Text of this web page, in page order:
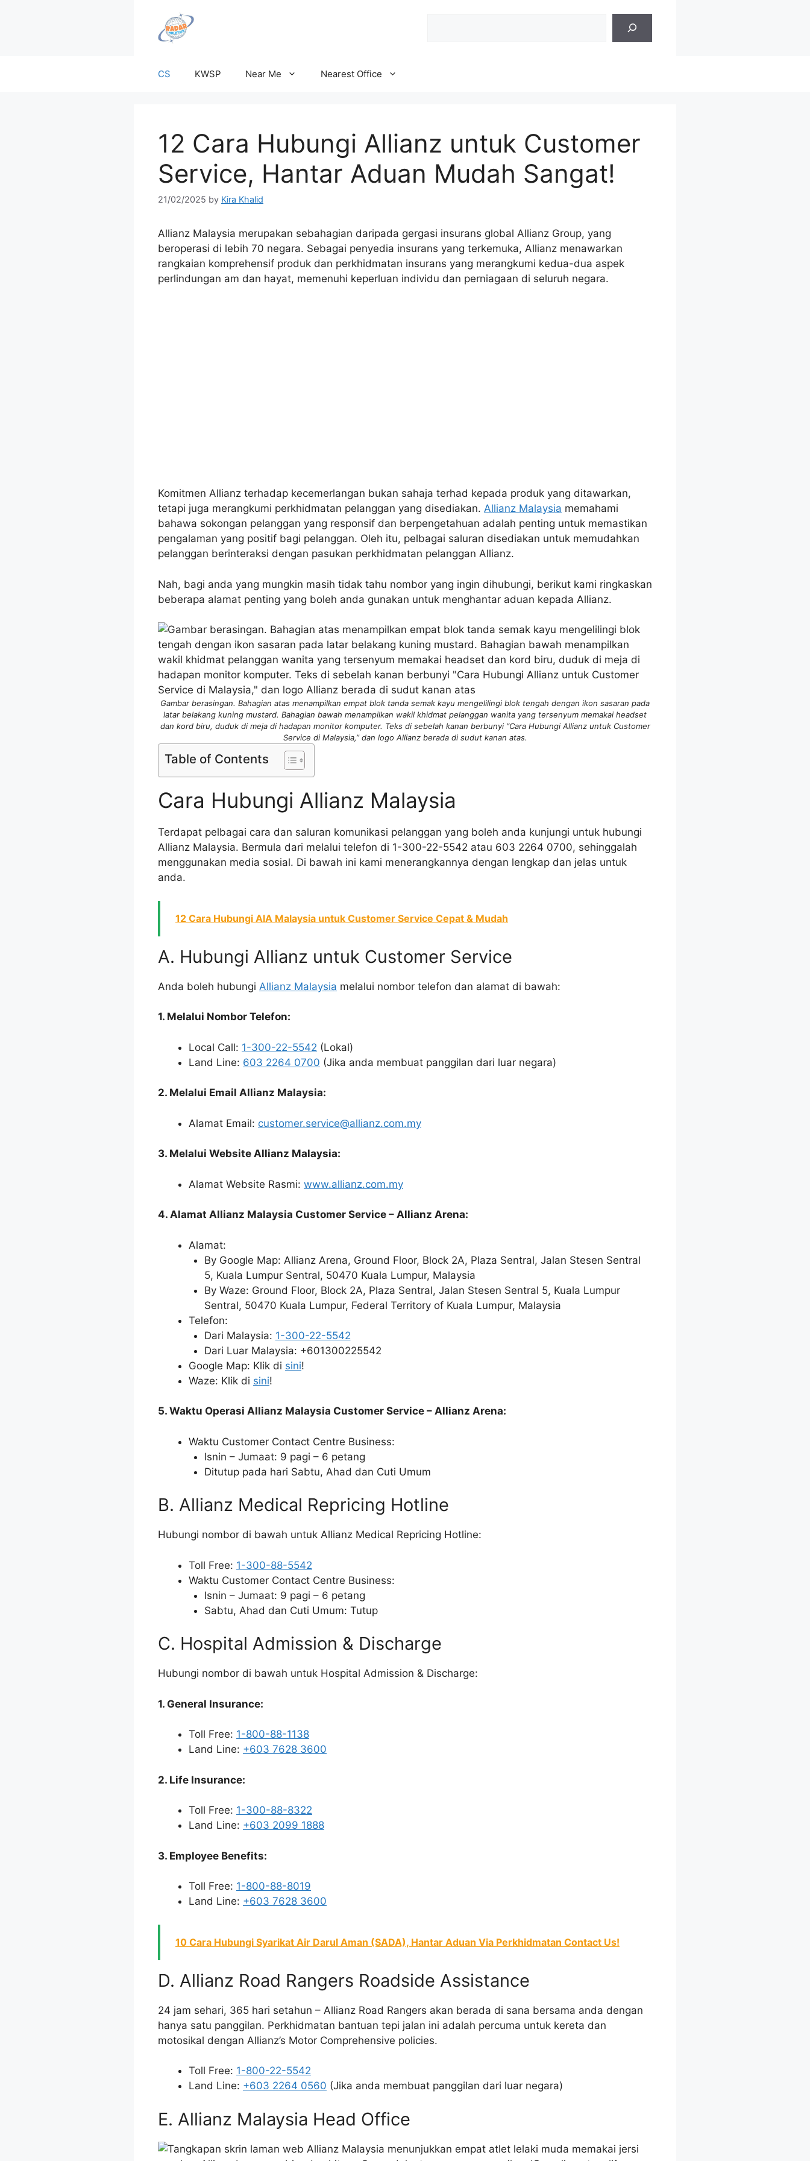
CS KWSP Near Me Nearest Office
12 Cara Hubungi Allianz untuk Customer
Service, Hantar Aduan Mudah Sangat!
21/02/2025 by Kira Khalid
Allianz Malaysia merupakan sebahagian daripada gergasi insurans global Allianz Group, yang
beroperasi di lebih 70 negara. Sebagai penyedia insurans yang terkemuka, Allianz menawarkan
rangkaian komprehensif produk dan perkhidmatan insurans yang merangkumi kedua-dua aspek
perlindungan am dan hayat, memenuhi keperluan individu dan perniagaan di seluruh negara.
Komitmen Allianz terhadap kecemerlangan bukan sahaja terhad kepada produk yang ditawarkan,
tetapi juga merangkumi perkhidmatan pelanggan yang disediakan. Allianz Malaysia memahami
bahawa sokongan pelanggan yang responsif dan berpengetahuan adalah penting untuk memastikan
pengalaman yang positif bagi pelanggan. Oleh itu, pelbagai saluran disediakan untuk memudahkan
pelanggan berinteraksi dengan pasukan perkhidmatan pelanggan Allianz.
Nah, bagi anda yang mungkin masih tidak tahu nombor yang ingin dihubungi, berikut kami ringkaskan
beberapa alamat penting yang boleh anda gunakan untuk menghantar aduan kepada Allianz.
Gambar berasingan. Bahagian atas menampilkan empat blok tanda semak kayu mengelilingi blok tengah dengan ikon sasaran pada
latar belakang kuning mustard. Bahagian bawah menampilkan wakil khidmat pelanggan wanita yang tersenyum memakai headset
dan kord biru, duduk di meja di hadapan monitor komputer. Teks di sebelah kanan berbunyi “Cara Hubungi Allianz untuk Customer
Service di Malaysia,” dan logo Allianz berada di sudut kanan atas.
Table of Contents
Cara Hubungi Allianz Malaysia
Terdapat pelbagai cara dan saluran komunikasi pelanggan yang boleh anda kunjungi untuk hubungi
Allianz Malaysia. Bermula dari melalui telefon di 1-300-22-5542 atau 603 2264 0700, sehinggalah
menggunakan media sosial. Di bawah ini kami menerangkannya dengan lengkap dan jelas untuk
anda.
12 Cara Hubungi AIA Malaysia untuk Customer Service Cepat & Mudah
A. Hubungi Allianz untuk Customer Service
Anda boleh hubungi Allianz Malaysia melalui nombor telefon dan alamat di bawah:
1. Melalui Nombor Telefon:
Local Call: 1-300-22-5542 (Lokal)
Land Line: 603 2264 0700 (Jika anda membuat panggilan dari luar negara)
2. Melalui Email Allianz Malaysia:
Alamat Email: customer.service@allianz.com.my
3. Melalui Website Allianz Malaysia:
Alamat Website Rasmi: www.allianz.com.my
4. Alamat Allianz Malaysia Customer Service – Allianz Arena:
Alamat:
By Google Map: Allianz Arena, Ground Floor, Block 2A, Plaza Sentral, Jalan Stesen Sentral
5, Kuala Lumpur Sentral, 50470 Kuala Lumpur, Malaysia
By Waze: Ground Floor, Block 2A, Plaza Sentral, Jalan Stesen Sentral 5, Kuala Lumpur
Sentral, 50470 Kuala Lumpur, Federal Territory of Kuala Lumpur, Malaysia
Telefon:
Dari Malaysia: 1-300-22-5542
Dari Luar Malaysia: +601300225542
Google Map: Klik di sini!
Waze: Klik di sini!
5. Waktu Operasi Allianz Malaysia Customer Service – Allianz Arena:
Waktu Customer Contact Centre Business:
Isnin – Jumaat: 9 pagi – 6 petang
Ditutup pada hari Sabtu, Ahad dan Cuti Umum
B. Allianz Medical Repricing Hotline
Hubungi nombor di bawah untuk Allianz Medical Repricing Hotline:
Toll Free: 1-300-88-5542
Waktu Customer Contact Centre Business:
Isnin – Jumaat: 9 pagi – 6 petang
Sabtu, Ahad dan Cuti Umum: Tutup
C. Hospital Admission & Discharge
Hubungi nombor di bawah untuk Hospital Admission & Discharge:
1. General Insurance:
Toll Free: 1-800-88-1138
Land Line: +603 7628 3600
2. Life Insurance:
Toll Free: 1-300-88-8322
Land Line: +603 2099 1888
3. Employee Benefits:
Toll Free: 1-800-88-8019
Land Line: +603 7628 3600
10 Cara Hubungi Syarikat Air Darul Aman (SADA), Hantar Aduan Via Perkhidmatan Contact Us!
D. Allianz Road Rangers Roadside Assistance
24 jam sehari, 365 hari setahun – Allianz Road Rangers akan berada di sana bersama anda dengan
hanya satu panggilan. Perkhidmatan bantuan tepi jalan ini adalah percuma untuk kereta dan
motosikal dengan Allianz’s Motor Comprehensive policies.
Toll Free: 1-800-22-5542
Land Line: +603 2264 0560 (Jika anda membuat panggilan dari luar negara)
E. Allianz Malaysia Head Office